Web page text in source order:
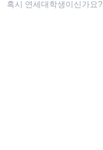
혹시 연세대학생이신가요?